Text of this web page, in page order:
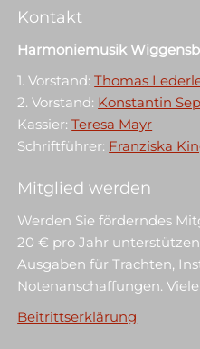
r
g
ö
f
n
t
ö
f
n
e
t
Kontakt
Harmoniemusik
1. Vorstand:Thomas
2. Vorstand: Konstantin
Kassier:Teresa Mayr
Schriftführer: Franziska
Mitglied werden
Werden Sie förderndes
20 € pro Jahr
Ausgaben für Trachten,
Notenanschaffungen.
Beitrittserklärung